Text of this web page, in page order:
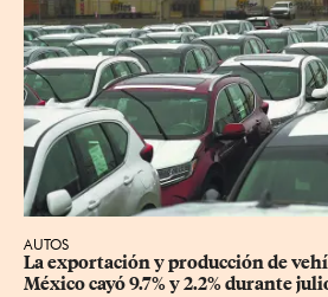
AUTOS
La exportación y producción de
México cayó 9.7% y 2.2% durante